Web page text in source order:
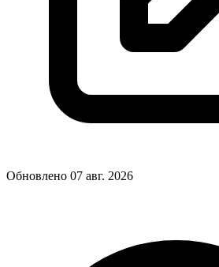
Обновлено 07 авг. 2026